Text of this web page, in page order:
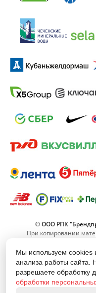
© ООО РПК
При копировании
8
(Звонок
Мы используем cookies
анализа работы сайта.
разрешаете
обработки